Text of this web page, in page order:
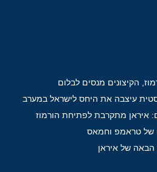
הקיצונים מנסים לבלום
עיצבה את היחס לישראל במערב
איראן מתקרבת לפתיחת הורמוז
של טראמפ וחמאס
הבאה של איראן